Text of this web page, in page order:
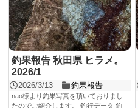
釣果報告 秋田県 ヒラメ。
2026/1
2026/3/13 釣果報告
nao様より釣果写真を頂いておりまし
たのでご紹介します。 釣行データ 釣